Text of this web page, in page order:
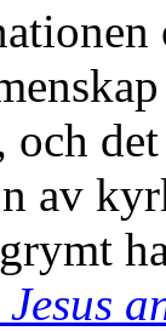
och
av